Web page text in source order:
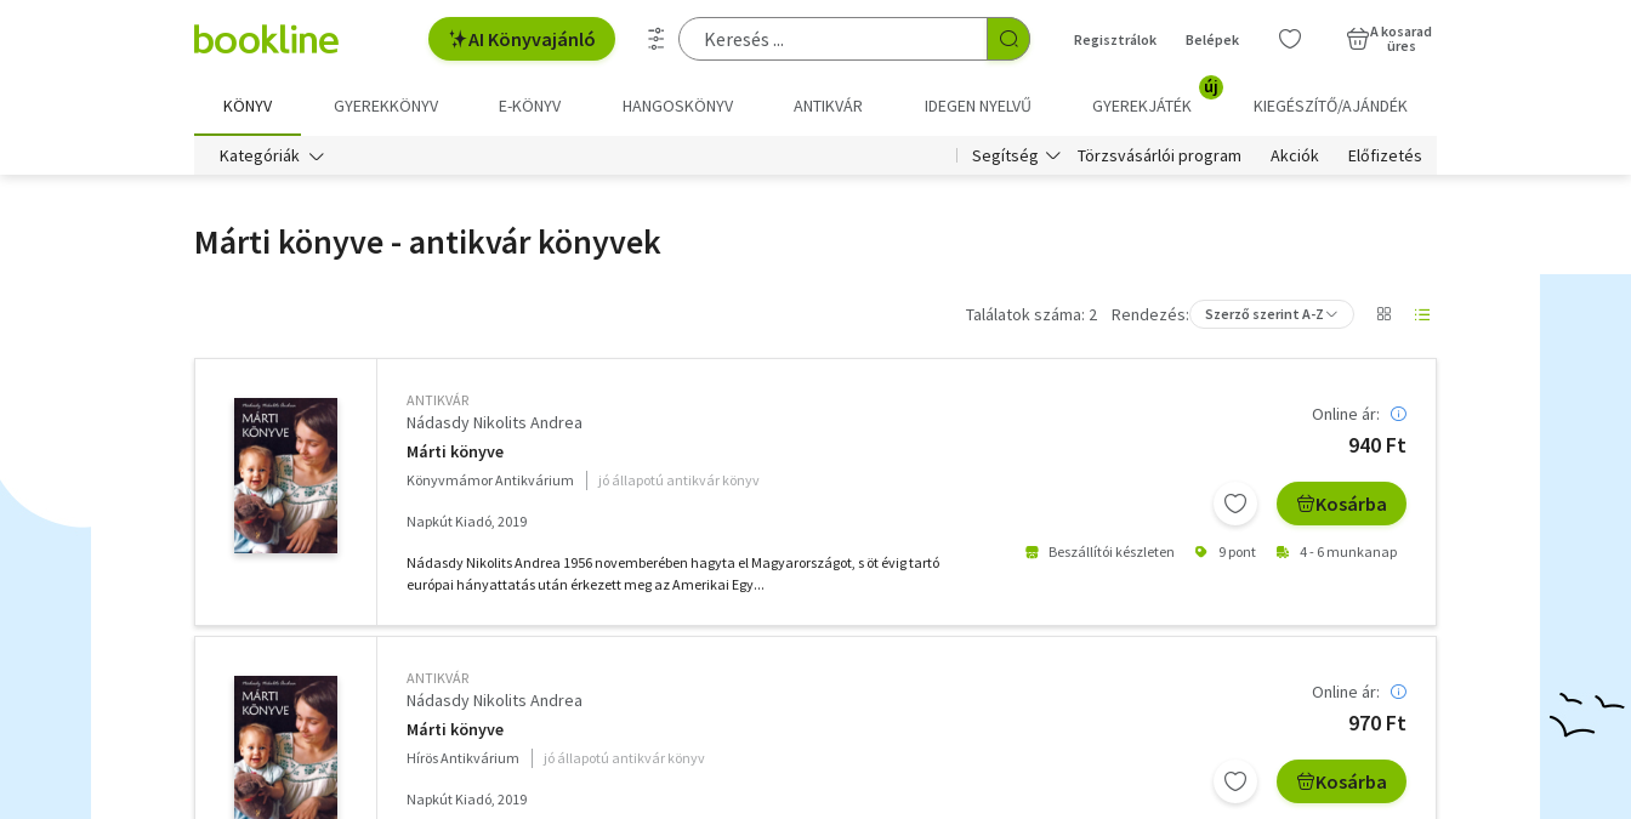
AI Könyvajánló Regisztrálok Belépek
A kosarad
üres
KÖNYV GYEREKKÖNYV E-KÖNYV HANGOSKÖNYV ANTIKVÁR IDEGEN NYELVŰ GYEREKJÁTÉK
új
KIEGÉSZÍTŐ/AJÁNDÉK
Kategóriák Segítség Törzsvásárlói program Akciók Előfizetés
Márti könyve - antikvár könyvek
Találatok száma: 2 Rendezés: Szerző szerint A-Z
ANTIKVÁR
Nádasdy Nikolits Andrea
Márti könyve
Könyvmámor Antikvárium jó állapotú antikvár könyv
Napkút Kiadó, 2019
Nádasdy Nikolits Andrea 1956 novemberében hagyta el Magyarországot, s öt évig tartó
európai hányattatás után érkezett meg az Amerikai Egy...
Online ár:
940 Ft
Kosárba
Beszállítói készleten 9 pont 4 - 6 munkanap
ANTIKVÁR
Nádasdy Nikolits Andrea
Márti könyve
Hírös Antikvárium jó állapotú antikvár könyv
Napkút Kiadó, 2019
Online ár:
970 Ft
Kosárba